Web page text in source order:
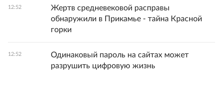
12:52
Жертв средневековой расправы
обнаружили в Прикамье - тайна Красной
горки
12:52
Одинаковый пароль на сайтах может
разрушить цифровую жизнь